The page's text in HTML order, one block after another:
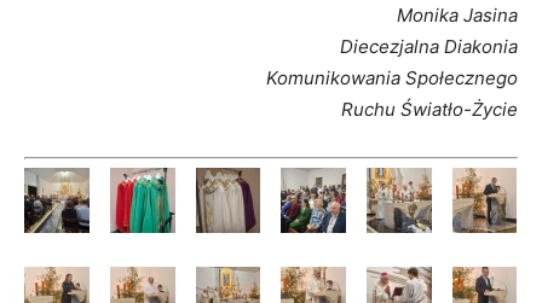
Monika Jasina
Diecezjalna Diakonia
Komunikowania Społecznego
Ruchu Światło-Życie